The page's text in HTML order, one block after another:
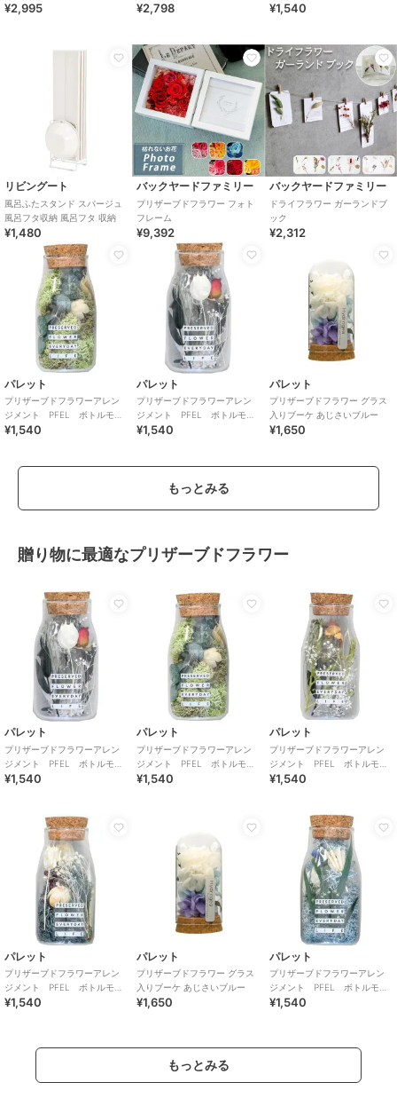
¥2,995 ¥2,798
ス アイスランドモス マスタ
¥1,540
リビングート
風呂ふたスタンド スパージュ
風呂フタ収納 風呂フタ 収納
¥1,480
バックヤードファミリー
プリザーブドフラワー フォト
フレーム
¥9,392
バックヤードファミリー
ドライフラワー ガーランドブ
ック
¥2,312
パレット
プリザーブドフラワーアレン
ジメント PFEL ボトルモ
ス アイスランドモス モスグ
¥1,540
パレット
プリザーブドフラワーアレン
ジメント PFEL ボトルモ
ス ローズレッド
¥1,540
パレット
プリザーブドフラワー グラス
入りブーケ あじさいブルー
¥1,650
もっとみる
贈り物に最適なプリザーブドフラワー
パレット
プリザーブドフラワーアレン
ジメント PFEL ボトルモ
ス ローズレッド
¥1,540
パレット
プリザーブドフラワーアレン
ジメント PFEL ボトルモ
ス アイスランドモス モスグ
¥1,540
パレット
プリザーブドフラワーアレン
ジメント PFEL ボトルモ
ス ローズピンク
¥1,540
パレット
プリザーブドフラワーアレン
ジメント PFEL ボトルモ
ス アイスランドモス ネイビ
¥1,540
パレット
プリザーブドフラワー グラス
入りブーケ あじさいブルー
¥1,650
パレット
プリザーブドフラワーアレン
ジメント PFEL ボトルモ
ス アイスランドパウダーブ
¥1,540
もっとみる